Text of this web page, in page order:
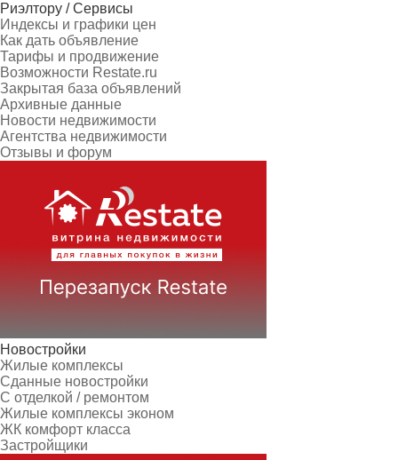
Риэлтору / Сервисы
Индексы и графики цен
Как дать объявление
Тарифы и продвижение
Возможности Restate.ru
Закрытая база объявлений
Архивные данные
Новости недвижимости
Агентства недвижимости
Отзывы и форум
Новостройки
Жилые комплексы
Сданные новостройки
С отделкой / ремонтом
Жилые комплексы эконом
ЖК комфорт класса
Застройщики